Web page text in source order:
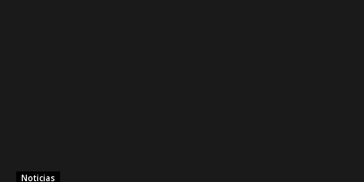
Noticias